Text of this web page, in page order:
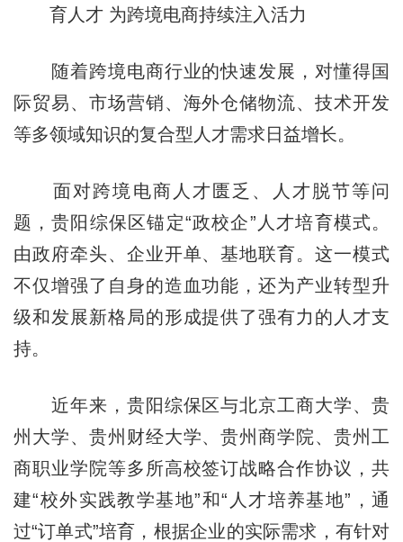
育人才 为跨境电商持续注入活力
随着跨境电商行业的快速发展，对懂得国
际贸易、市场营销、海外仓储物流、技术开发
等多领域知识的复合型人才需求日益增长。
面对跨境电商人才匮乏、人才脱节等问
题，贵阳综保区锚定“政校企”人才培育模式。
由政府牵头、企业开单、基地联育。这一模式
不仅增强了自身的造血功能，还为产业转型升
级和发展新格局的形成提供了强有力的人才支
持。
近年来，贵阳综保区与北京工商大学、贵
州大学、贵州财经大学、贵州商学院、贵州工
商职业学院等多所高校签订战略合作协议，共
建“校外实践教学基地”和“人才培养基地”，通
过“订单式”培育，根据企业的实际需求，有针对